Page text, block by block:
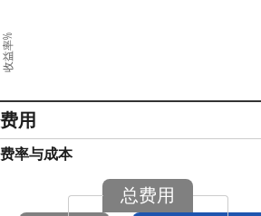
收益率%
费用
费率与成本
总费用